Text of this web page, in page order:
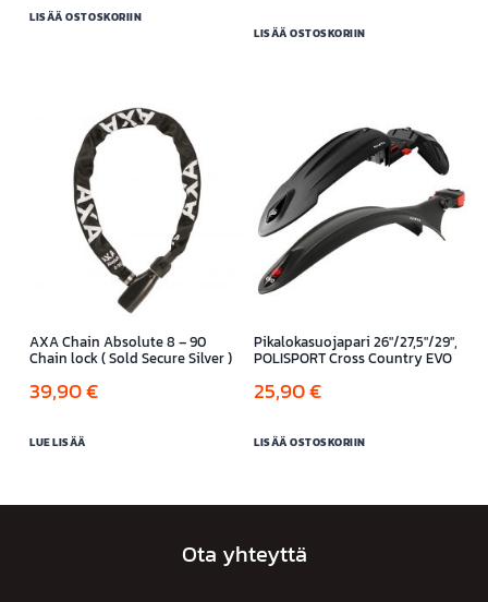
LISÄÄ OSTOSKORIIN
LISÄÄ OSTOSKORIIN
AXA Chain Absolute 8 – 90
Chain lock ( Sold Secure Silver )
39,90€
LUE LISÄÄ
Pikalokasuojapari 26″/27,5″/29″,
POLISPORT Cross Country EVO
25,90€
LISÄÄ OSTOSKORIIN
Ota yhteyttä